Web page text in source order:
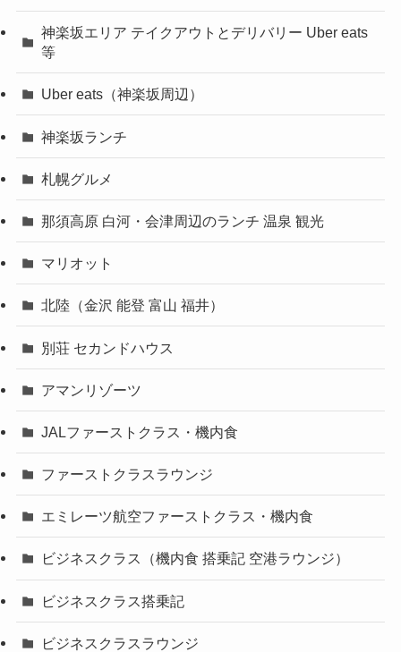
神楽坂エリア テイクアウトとデリバリー Uber eats
等
Uber eats（神楽坂周辺）
神楽坂ランチ
札幌グルメ
那須高原 白河・会津周辺のランチ 温泉 観光
マリオット
北陸（金沢 能登 富山 福井）
別荘 セカンドハウス
アマンリゾーツ
JALファーストクラス・機内食
ファーストクラスラウンジ
エミレーツ航空ファーストクラス・機内食
ビジネスクラス（機内食 搭乗記 空港ラウンジ）
ビジネスクラス搭乗記
ビジネスクラスラウンジ